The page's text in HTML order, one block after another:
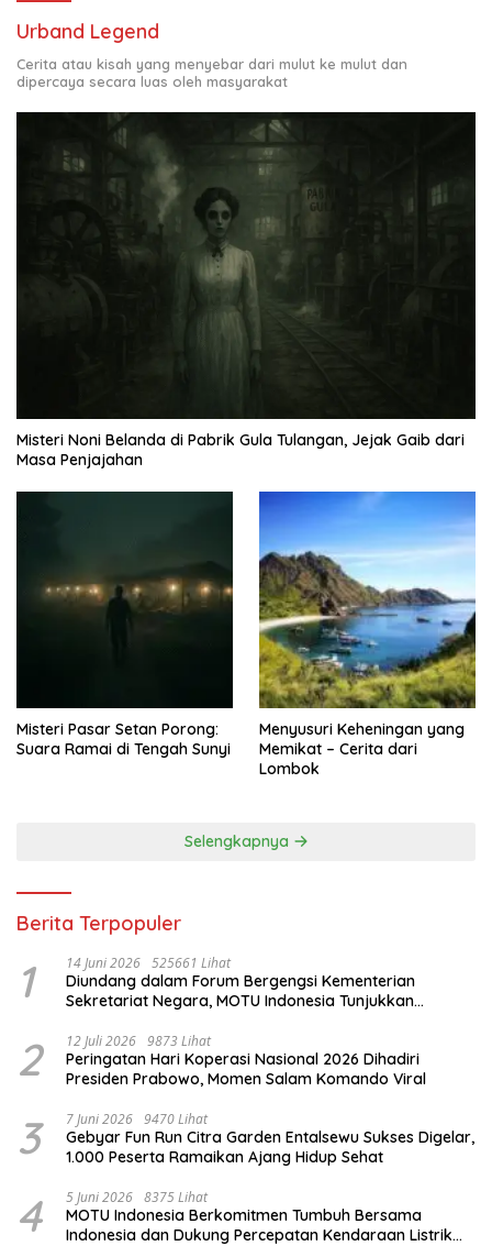
Urband Legend
Cerita atau kisah yang menyebar dari mulut ke mulut dan
dipercaya secara luas oleh masyarakat
Misteri Noni Belanda di Pabrik Gula Tulangan, Jejak Gaib dari
Masa Penjajahan
Misteri Pasar Setan Porong:
Suara Ramai di Tengah Sunyi
Menyusuri Keheningan yang
Memikat – Cerita dari
Lombok
Selengkapnya
Berita Terpopuler
1 14 Juni 2026 525661 Lihat
Diundang dalam Forum Bergengsi Kementerian
Sekretariat Negara, MOTU Indonesia Tunjukkan
2 12 Juli 2026 9873 Lihat
Peringatan Hari Koperasi Nasional 2026 Dihadiri
Presiden Prabowo, Momen Salam Komando Viral
3 7 Juni 2026 9470 Lihat
Gebyar Fun Run Citra Garden Entalsewu Sukses Digelar,
1.000 Peserta Ramaikan Ajang Hidup Sehat
4 5 Juni 2026 8375 Lihat
MOTU Indonesia Berkomitmen Tumbuh Bersama
Indonesia dan Dukung Percepatan Kendaraan Listrik